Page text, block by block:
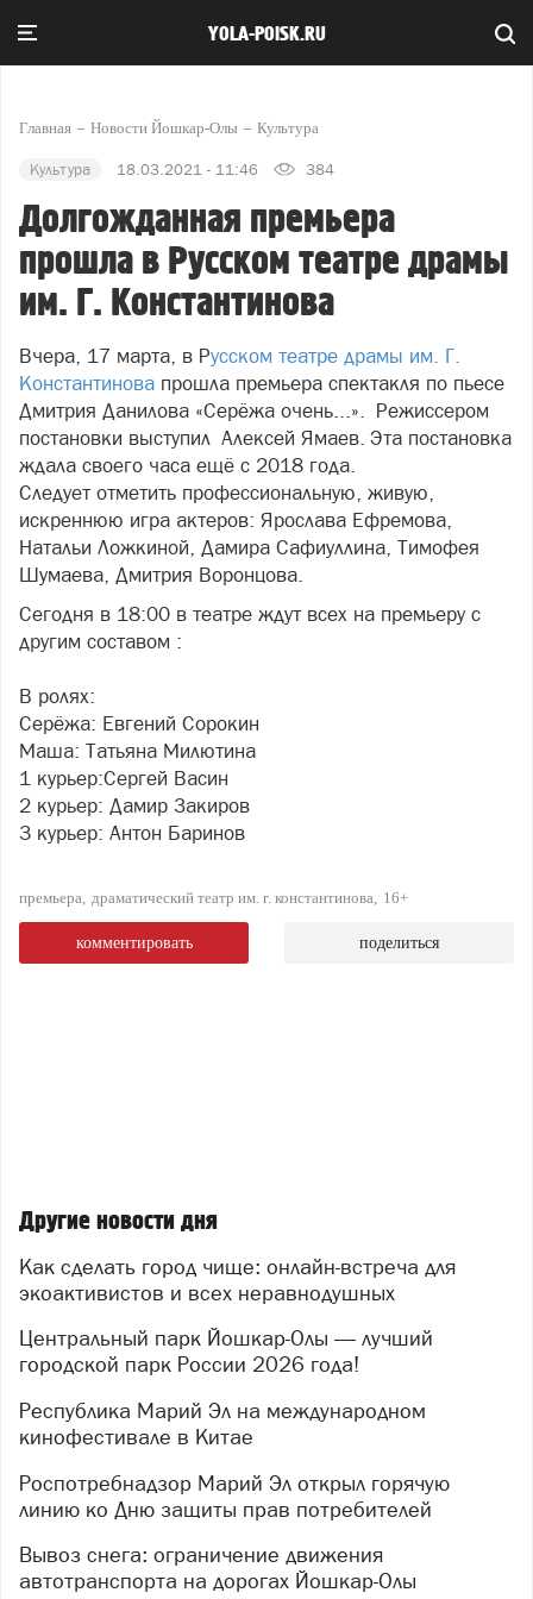
YOLA-POISK.RU
Главная Новости Йошкар-Олы Культура
Культура 18.03.2021 - 11:46 384
Долгожданная премьера
прошла в Русском театре драмы
им. Г. Константинова
Вчера, 17 марта, в Русском театре драмы им. Г.
Константинова прошла премьера спектакля по пьесе
Дмитрия Данилова «Серёжа очень...». Режиссером
постановки выступил Алексей Ямаев. Эта постановка
ждала своего часа ещё с 2018 года.
Следует отметить профессиональную, живую,
искреннюю игра актеров: Ярослава Ефремова,
Натальи Ложкиной, Дамира Сафиуллина, Тимофея
Шумаева, Дмитрия Воронцова.
Сегодня в 18:00 в театре ждут всех на премьеру с
другим составом :
В ролях:
Серёжа: Евгений Сорокин
Маша: Татьяна Милютина
1 курьер:Сергей Васин
2 курьер: Дамир Закиров
3 курьер: Антон Баринов
премьера драматический театр им. г. константинова 16+
комментировать поделиться
Другие новости дня
Как сделать город чище: онлайн-встреча для
экоактивистов и всех неравнодушных
Центральный парк Йошкар-Олы — лучший
городской парк России 2026 года!
Республика Марий Эл на международном
кинофестивале в Китае
Роспотребнадзор Марий Эл открыл горячую
линию ко Дню защиты прав потребителей
Вывоз снега: ограничение движения
автотранспорта на дорогах Йошкар-Олы